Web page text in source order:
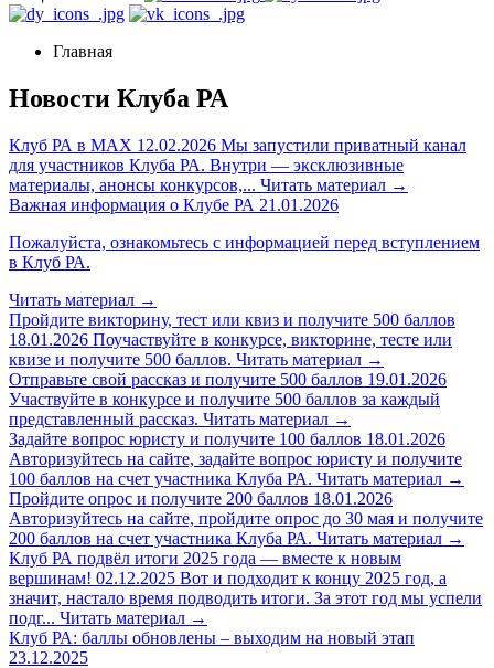
Главная
Новости Клуба РА
Клуб РА в MAX 12.02.2026 Мы запустили приватный канал
для участников Клуба РА. Внутри — эксклюзивные
материалы, анонсы конкурсов,... Читать материал →
Важная информация о Клубе РА 21.01.2026
Пожалуйста, ознакомьтесь с информацией перед вступлением
в Клуб РА.
Читать материал →
Пройдите викторину, тест или квиз и получите 500 баллов
18.01.2026 Поучаствуйте в конкурсе, викторине, тесте или
квизе и получите 500 баллов. Читать материал →
Отправьте свой рассказ и получите 500 баллов 19.01.2026
Участвуйте в конкурсе и получите 500 баллов за каждый
представленный рассказ. Читать материал →
Задайте вопрос юристу и получите 100 баллов 18.01.2026
Авторизуйтесь на сайте, задайте вопрос юристу и получите
100 баллов на счет участника Клуба РА. Читать материал →
Пройдите опрос и получите 200 баллов 18.01.2026
Авторизуйтесь на сайте, пройдите опрос до 30 мая и получите
200 баллов на счет участника Клуба РА. Читать материал →
Клуб РА подвёл итоги 2025 года — вместе к новым
вершинам! 02.12.2025 Вот и подходит к концу 2025 год, а
значит, настало время подводить итоги. За этот год мы успели
подг... Читать материал →
Клуб РА: баллы обновлены – выходим на новый этап
23.12.2025